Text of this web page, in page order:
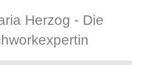
Herzog - Die